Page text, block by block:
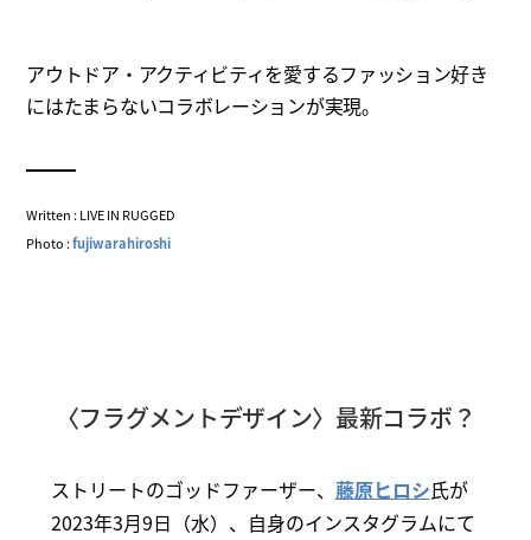
アウトドア・アクティビティを愛するファッション好き
にはたまらないコラボレーションが実現。
Written : LIVE IN RUGGED
Photo :fujiwarahiroshi
〈フラグメントデザイン〉最新コラボ？
ストリートのゴッドファーザー、 藤原ヒロシ氏が
2023年3月9日（水）、自身のインスタグラムにて